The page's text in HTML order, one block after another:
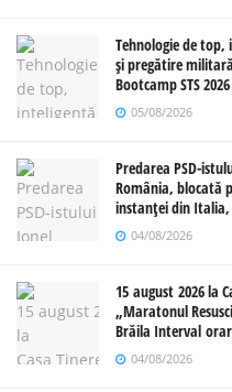
Tehnologie de
și pregătire
Bootcamp STS 2026
05/08/2026
Predarea PSD-
România, blocată
instanței din Italia,
04/08/2026
15 august 2026 la
„Maratonul
Brăila Interval
04/08/2026